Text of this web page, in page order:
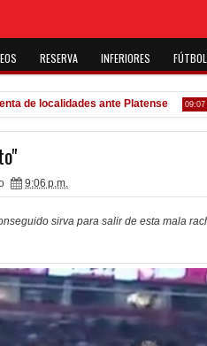
RESERVA INFERIORES
localidades ante Platense 09:07 AM
9:06 p.m.
sirva para salir de esta mala